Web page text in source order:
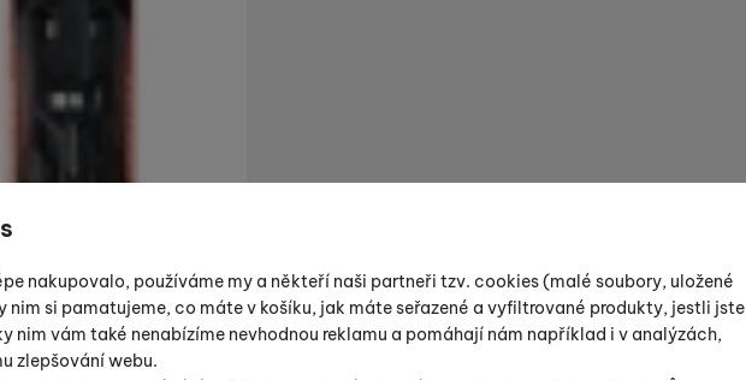
nakupovalo, používáme my a někteří naši partneři tzv. cookies (malé soubory, uložené
nim si pamatujeme, co máte v košíku, jak máte seřazené a vyfiltrované produkty, jestli jste
nim vám také nenabízíme nevhodnou reklamu a pomáhají nám například i v analýzách,
zlepšování webu.